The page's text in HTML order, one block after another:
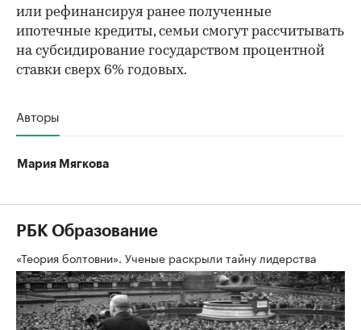
или рефинансируя ранее полученные
ипотечные кредиты, семьи смогут рассчитывать
на субсидирование государством процентной
ставки сверх 6% годовых.
Авторы
Мария Мягкова
РБК Образование
«Теория болтовни». Ученые раскрыли тайну лидерства